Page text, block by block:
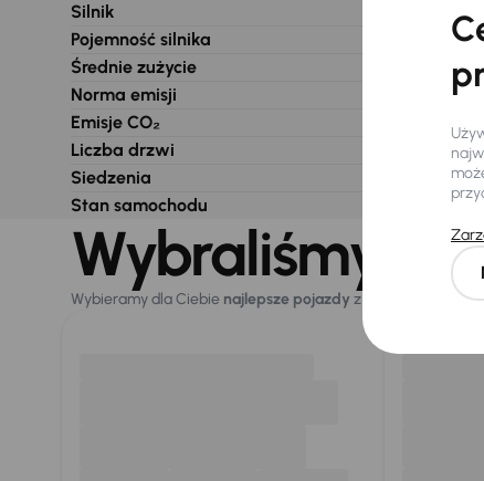
Silnik
Pojemność silnika
Średnie zużycie
Norma emisji
Emisje CO₂
Liczba drzwi
Siedzenia
Stan samochodu
Wybraliśmy
Wybieramy dla Ciebie najlepsze pojazdy z naszej oferty.